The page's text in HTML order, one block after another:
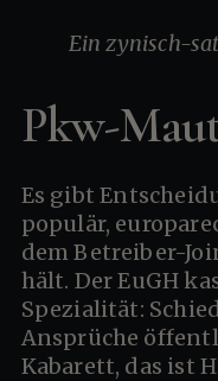
Ein zynisch-
Pkw-
Es gibt Entscheidungen, die kommen mit eingebautem Bumerang. Die Pkw-Maut war so eine: politisch
populär,
dem Betreiber-
hält. Der EuGH
Spezialität:
Ansprüche
Kabarett, das ist